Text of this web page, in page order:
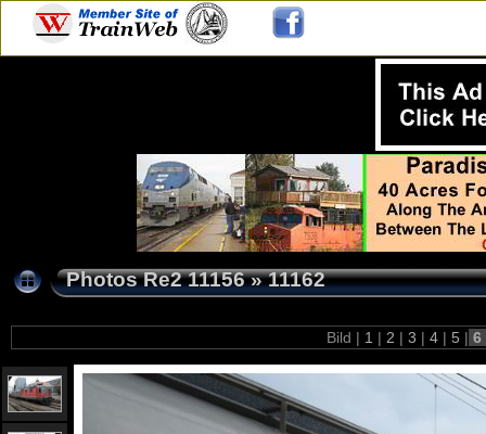
Photos Re2 11156»11162
Bild | 1 | 2 | 3 | 4 | 5 | 6